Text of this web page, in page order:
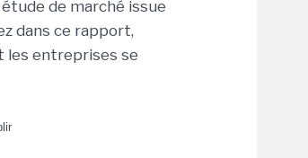
de marché issue
dans ce rapport,
les entreprises se